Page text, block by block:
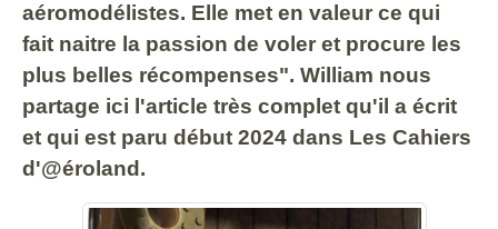
aéromodélistes. Elle met en valeur ce qui
fait naitre la passion de voler et procure les
plus belles récompenses". William nous
partage ici l'article très complet qu'il a écrit
et qui est paru début 2024 dans Les Cahiers
d'@éroland.